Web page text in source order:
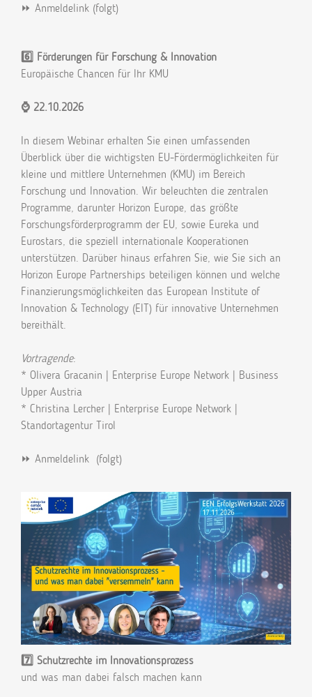
⏩ Anmeldelink (folgt)
6️⃣ Förderungen für Forschung & Innovation
Europäische Chancen für Ihr KMU
⌚ 22.10.2026
In diesem Webinar erhalten Sie einen umfassenden
Überblick über die wichtigsten EU-Fördermöglichkeiten für
kleine und mittlere Unternehmen (KMU) im Bereich
Forschung und Innovation. Wir beleuchten die zentralen
Programme, darunter Horizon Europe, das größte
Forschungsförderprogramm der EU, sowie Eureka und
Eurostars, die speziell internationale Kooperationen
unterstützen. Darüber hinaus erfahren Sie, wie Sie sich an
Horizon Europe Partnerships beteiligen können und welche
Finanzierungsmöglichkeiten das European Institute of
Innovation & Technology (EIT) für innovative Unternehmen
bereithält.
Vortragende:
* Olivera Gracanin | Enterprise Europe Network | Business
Upper Austria
* Christina Lercher | Enterprise Europe Network |
Standortagentur Tirol
⏩ Anmeldelink (folgt)
7️⃣ Schutzrechte im Innovationsprozess
und was man dabei falsch machen kann